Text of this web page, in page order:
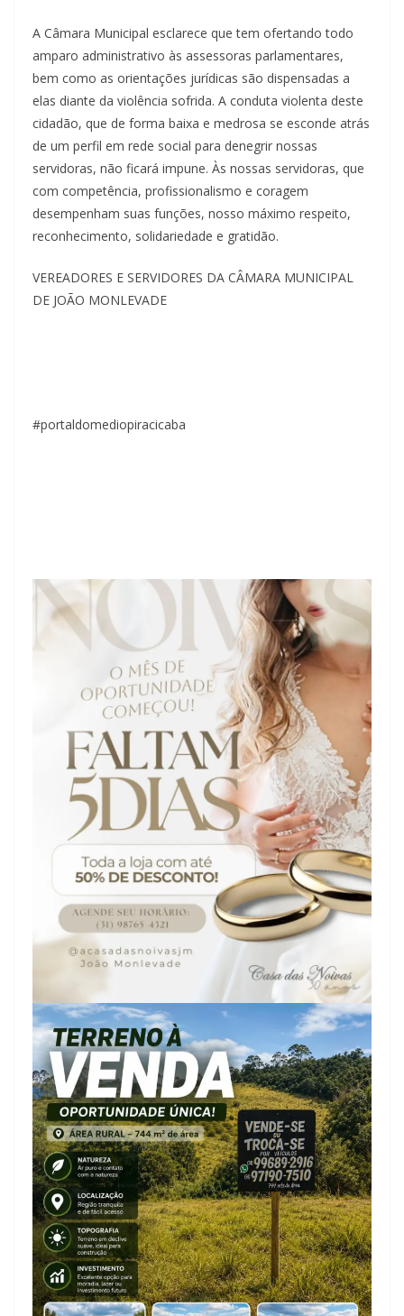
A Câmara Municipal esclarece que tem ofertando todo
amparo administrativo às assessoras parlamentares,
bem como as orientações jurídicas são dispensadas a
elas diante da violência sofrida. A conduta violenta deste
cidadão, que de forma baixa e medrosa se esconde atrás
de um perfil em rede social para denegrir nossas
servidoras, não ficará impune. Às nossas servidoras, que
com competência, profissionalismo e coragem
desempenham suas funções, nosso máximo respeito,
reconhecimento, solidariedade e gratidão.
VEREADORES E SERVIDORES DA CÂMARA MUNICIPAL
DE JOÃO MONLEVADE
#portaldomediopiracicaba